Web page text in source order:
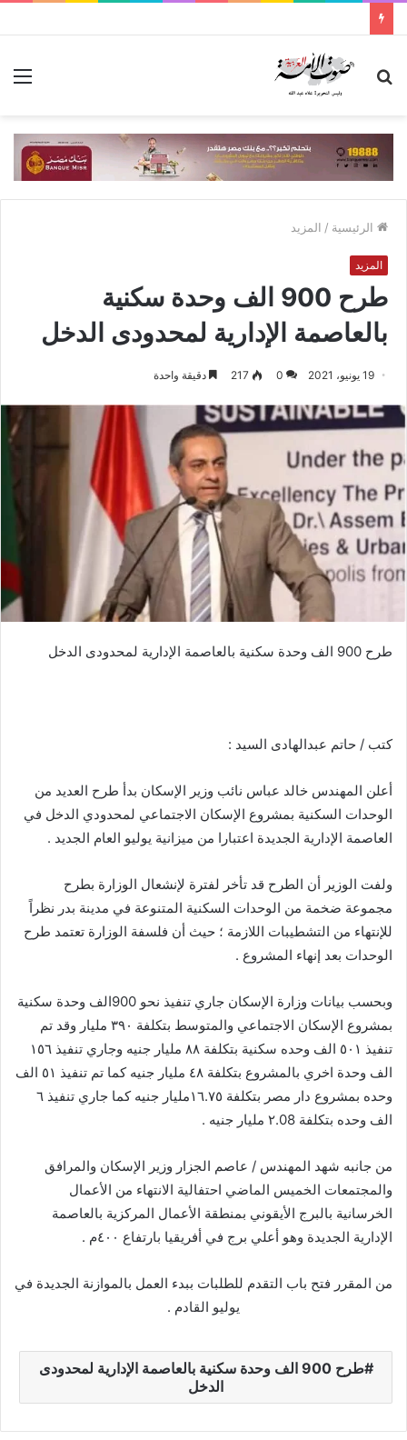
بحث
الرئيسية / المزيد
المزيد
طرح 900 الف وحدة سكنية
بالعاصمة الإدارية لمحدودى الدخل
19 يونيو، 2021 0
217 دقيقة واحدة
طرح 900 الف وحدة سكنية بالعاصمة الإدارية لمحدودى الدخل
كتب / حاتم عبدالهادى السيد :
أعلن المهندس خالد عباس نائب وزير الإسكان بدأ طرح العديد من
الوحدات السكنية بمشروع الإسكان الاجتماعي لمحدودي الدخل في
العاصمة الإدارية الجديدة اعتبارا من ميزانية يوليو العام الجديد .
ولفت الوزير أن الطرح قد تأخر لفترة لإنشعال الوزارة بطرح
مجموعة ضخمة من الوحدات السكنية المتنوعة في مدينة بدر نظراً
للإنتهاء من التشطيبات اللازمة ؛ حيث أن فلسفة الوزارة تعتمد طرح
الوحدات بعد إنهاء المشروع .
وبحسب بيانات وزارة الإسكان جاري تنفيذ نحو 900الف وحدة سكنية
بمشروع الإسكان الاجتماعي والمتوسط بتكلفة ٣٩٠ مليار وقد تم
تنفيذ ٥٠١ الف وحده سكنية بتكلفة ٨٨ مليار جنيه وجاري تنفيذ ١٥٦
الف وحدة اخري بالمشروع بتكلفة ٤٨ مليار جنيه كما تم تنفيذ ٥١ الف
وحده بمشروع دار مصر بتكلفة ١٦.٧٥مليار جنيه كما جاري تنفيذ ٦
الف وحده بتكلفة ٢.08 مليار جنيه .
من جانبه شهد المهندس / عاصم الجزار وزير الإسكان والمرافق
والمجتمعات الخميس الماضي احتفالية الانتهاء من الأعمال
الخرسانية بالبرج الأيقوني بمنطقة الأعمال المركزية بالعاصمة
الإدارية الجديدة وهو أعلي برج في أفريقيا بارتفاع ٤٠٠م .
من المقرر فتح باب التقدم للطلبات ببدء العمل بالموازنة الجديدة في
يوليو القادم .
طرح 900 الف وحدة سكنية بالعاصمة الإدارية لمحدودى
الدخل